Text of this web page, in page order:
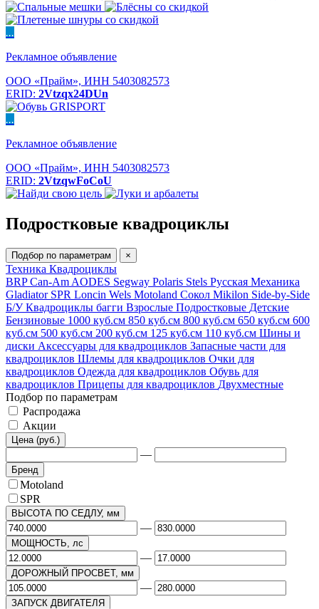
...
Рекламное объявление
ООО «Прайм», ИНН 5403082573
ERID: 2Vtzqx24DUn
...
Рекламное объявление
ООО «Прайм», ИНН 5403082573
ERID: 2VtzqwFoCoU
Подростковые квадроциклы
Подбор по параметрам ×
Техника Квадроциклы
BRP Can-Am AODES Segway Polaris Stels Русская Механика
Gladiator SPR Loncin Wels Motoland Сокол Mikilon Side-by-Side
Б/УКвадроциклы багги Взрослые Подростковые Детские
Бензиновые 1000 куб.см 850 куб.см 800 куб.см 650 куб.см 600
куб.см 500 куб.см 200 куб.см 125 куб.см 110 куб.см Шины и
диски Аксессуары для квадроциклов Запасные части для
квадроциклов Шлемы для квадроциклов Очки для
квадроциклов Одежда для квадроциклов Обувь для
квадроциклов Прицепы для квадроциклов Двухместные
Подбор по параметрам
Распродажа
Акции
Цена (руб.)
—
Бренд
Motoland
SPR
ВЫСОТА ПО СЕДЛУ, мм
—
МОЩНОСТЬ, лс
—
ДОРОЖНЫЙ ПРОСВЕТ, мм
—
ЗАПУСК ДВИГАТЕЛЯ